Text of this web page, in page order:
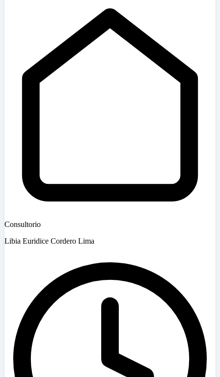
Consultorio
Libia Euridice Cordero Lima